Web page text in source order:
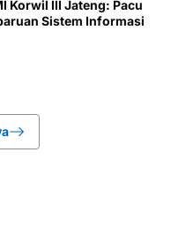
Korwil III Jateng: Pacu
Sistem Informasi